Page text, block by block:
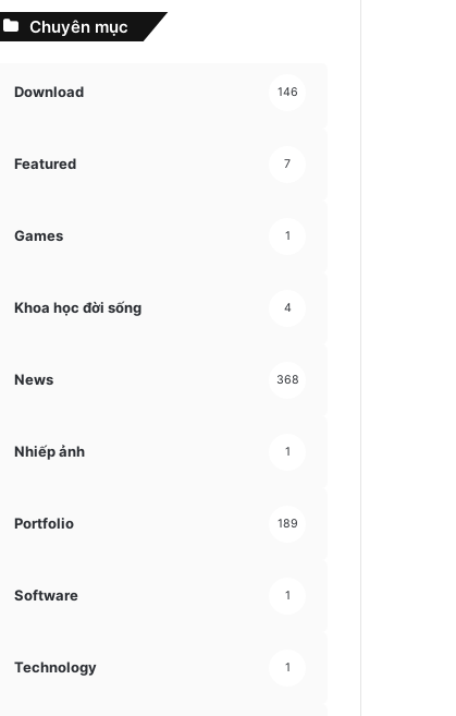
Chuyên mục
Download 146
Featured 7
Games 1
Khoa học đời sống 4
News 368
Nhiếp ảnh 1
Portfolio 189
Software 1
Technology 1